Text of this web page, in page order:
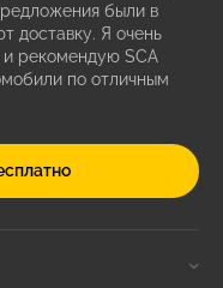
были в
доставку. Я очень
рекомендую SCA
по отличным